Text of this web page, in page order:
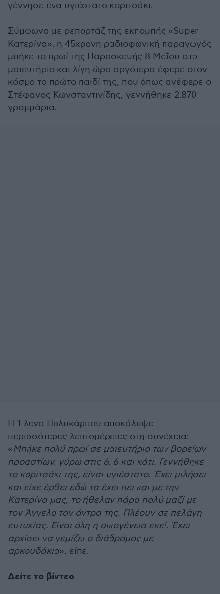
γέννησε ένα υγιέστατο κοριτσάκι.
Σύμφωνα με ρεπορτάζ της εκπομπής «Super
Κατερίνα», η 45χρονη ραδιοφωνική παραγωγός
μπήκε το πρωί της Παρασκευής 8 Μαΐου στο
μαιευτήριο και λίγη ώρα αργότερα έφερε στον
κόσμο το πρώτο παιδί της, που όπως ανέφερε ο
Στέφανος Κωνσταντινίδης, γεννήθηκε 2.870
γραμμάρια.
Η Έλενα Πολυκάρπου αποκάλυψε
περισσότερες λεπτομέρειες στη συνέχεια:
«Μπήκε πολύ πρωί σε μαιευτήριο των βορείων
προαστίων, γύρω στις 6, 6 και κάτι. Γεννήθηκε
το κοριτσάκι της, είναι υγιέστατο. Έχει μιλήσει
και είχε έρθει εδώ τα έχει πει και με την
Κατερίνα μας, το ήθελαν πάρα πολύ μαζί με
τον Άγγελο τον άντρα της. Πλέουν σε πελάγη
ευτυχίας. Είναι όλη η οικογένεια εκεί. Έχει
αρχίσει να γεμίζει ο διάδρομος με
αρκουδάκια», είπε.
Δείτε το βίντεο